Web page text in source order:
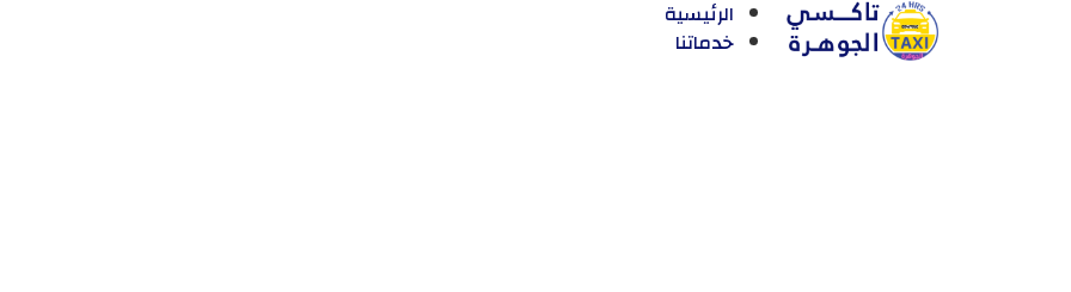
الرئيسية
خدماتنا